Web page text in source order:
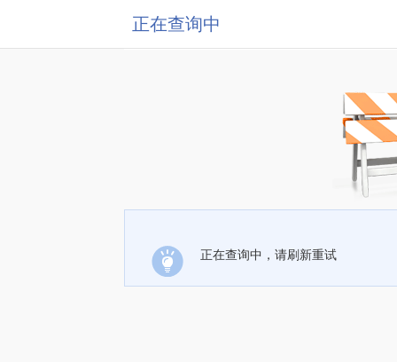
正在查询中
正在查询中，请刷新重试